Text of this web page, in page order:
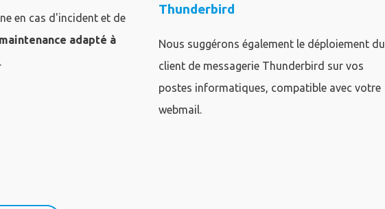
en cas d'incident et de
maintenance adapté à
Thunderbird
Nous suggérons également le déploiement du
client de messagerie Thunderbird sur vos
postes informatiques, compatible avec votre
webmail.